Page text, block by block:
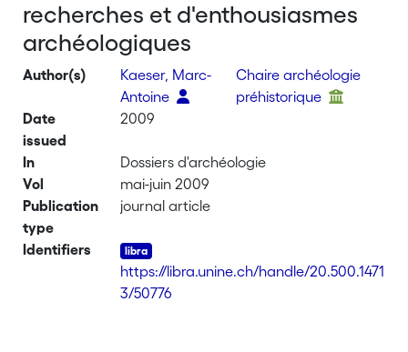
recherches et d'enthousiasmes
archéologiques
Author(s)
Kaeser, Marc-
Antoine
Chaire archéologie
préhistorique
Date
issued
2009
In
Dossiers d'archéologie
Vol
mai-juin 2009
Publication
type
journal article
Identifiers
https://libra.unine.ch/handle/20.500.1471
3/50776